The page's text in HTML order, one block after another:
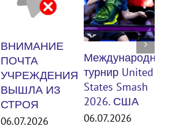
ВНИМАНИЕ
ПОЧТА
УЧРЕЖДЕНИЯ
ВЫШЛА ИЗ
СТРОЯ
06.07.2026
Международный
турнир United
States Smash
2026. США
06.07.2026